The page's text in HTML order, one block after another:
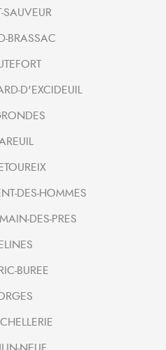
SAUVEUR
BRASSAC
D'EXCIDEUIL
DES-HOMMES
DES-PRES
BUREE